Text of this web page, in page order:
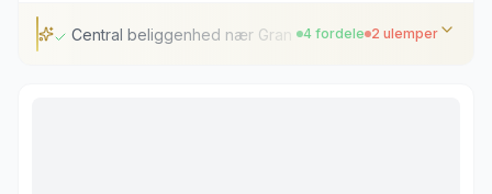
Central beliggenhed nær Gran Vía4 fordele 2 ulemper